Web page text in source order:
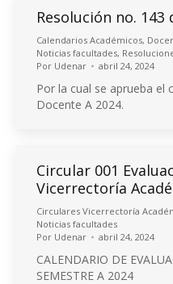
Resolución no. 143
Calendarios Académicos,
Noticias facultades,
Por Udenar abril 24, 2024
Por la cual se aprueba el
Docente A 2024.
Circular 001
Vicerrectoría
Circulares Vicerrectoría
Noticias facultades
Por Udenar abril 24, 2024
CALENDARIO DE
SEMESTRE A 2024